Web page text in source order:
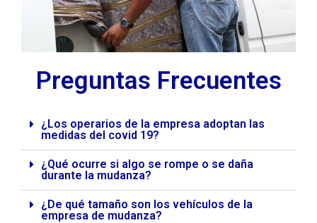
Preguntas Frecuentes
¿Los operarios de la empresa adoptan las
medidas del covid 19?
¿Qué ocurre si algo se rompe o se daña
durante la mudanza?
¿De qué tamaño son los vehículos de la
empresa de mudanza?